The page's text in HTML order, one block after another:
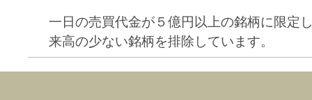
一日の売買代金が５億円以上の銘柄に限定
来高の少ない銘柄を排除しています。